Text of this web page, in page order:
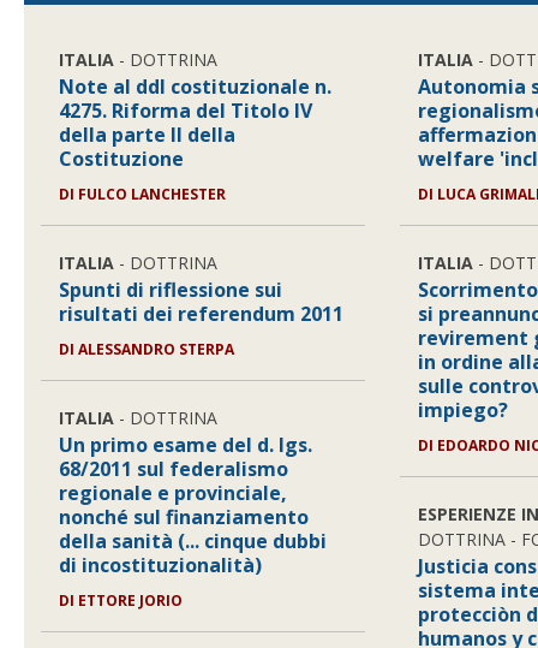
ITALIA - DOTTRINA
Note al ddl costituzionale n.
4275. Riforma del Titolo IV
della parte II della
Costituzione
DI FULCO LANCHESTER
ITALIA - DOTTRINA
Spunti di riflessione sui
risultati dei referendum 2011
DI ALESSANDRO STERPA
ITALIA - DOTTRINA
Un primo esame del d. lgs.
68/2011 sul federalismo
regionale e provinciale,
nonché sul finanziamento
della sanità (... cinque dubbi
di incostituzionalità)
DI ETTORE JORIO
ITALIA -
Autonomia
welfare
DI LUCA
ITALIA -
si
revirement
in ordine
sulle
impiego?
DI EDOARDO
ESPERIENZE
DOTTRINA -
Justicia
sistema
protecciòn
humanos y